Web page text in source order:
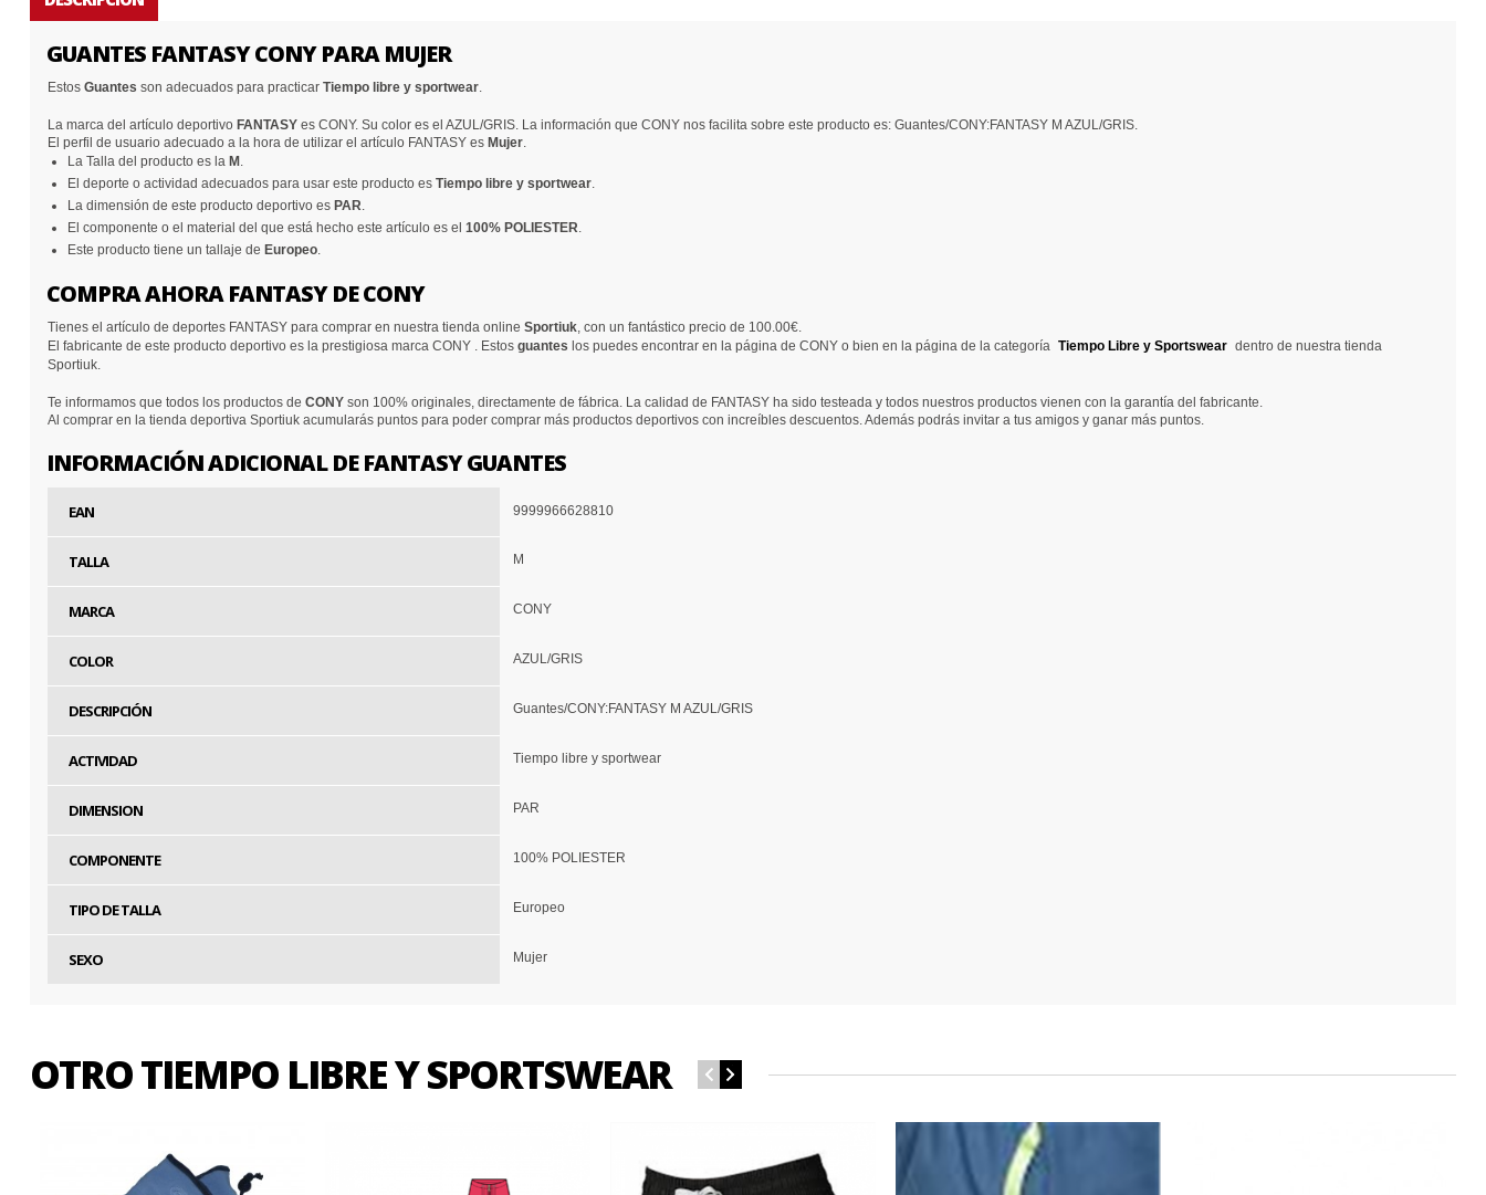
GUANTES FANTASY CONY PARA MUJER
EstosGuantes son adecuados para practicarTiempo libre y sportwear.
La marca del artículo deportivo FANTASY es CONY. Su color es el AZUL/GRIS. La información que CONY nos facilita sobre este producto es: Guantes/CONY:FANTASY M AZUL/GRIS.
El perfil de usuario adecuado a la hora de utilizar el artículo FANTASY es Mujer.
La Talla del producto es la M .
El deporte o actividad adecuados para usar este producto esTiempo libre y sportwear.
La dimensión de este producto deportivo es PAR.
El componente o el material del que está hecho este artículo es el100% POLIESTER.
Este producto tiene un tallaje de Europeo.
COMPRA AHORA FANTASY DE CONY
Tienes el artículo de deportes FANTASY para comprar en nuestra tienda onlineSportiuk, con un fantástico precio de 100.00€.
El fabricante de este producto deportivo es la prestigiosa marca CONY . Estosguantes los puedes encontrar en la página de CONY o bien en la página de la categoría Tiempo Libre y Sportswear dentro de nuestra tienda
Sportiuk.
Te informamos que todos los productos deCONY son 100% originales, directamente de fábrica. La calidad de FANTASY ha sido testeada y todos nuestros productos vienen con la garantía del fabricante.
Al comprar en la tienda deportiva Sportiuk acumularás puntos para poder comprar más productos deportivos con increíbles descuentos. Además podrás invitar a tus amigos y ganar más puntos.
INFORMACIÓN ADICIONAL DE FANTASY GUANTES
EAN 9999966628810
TALLA M
MARCA CONY
COLOR AZUL/GRIS
DESCRIPCIÓN Guantes/CONY:FANTASY M AZUL/GRIS
ACTIVIDAD Tiempo libre y sportwear
DIMENSION PAR
COMPONENTE 100% POLIESTER
TIPO DE TALLA Europeo
SEXO Mujer
OTRO TIEMPO LIBRE Y SPORTSWEAR